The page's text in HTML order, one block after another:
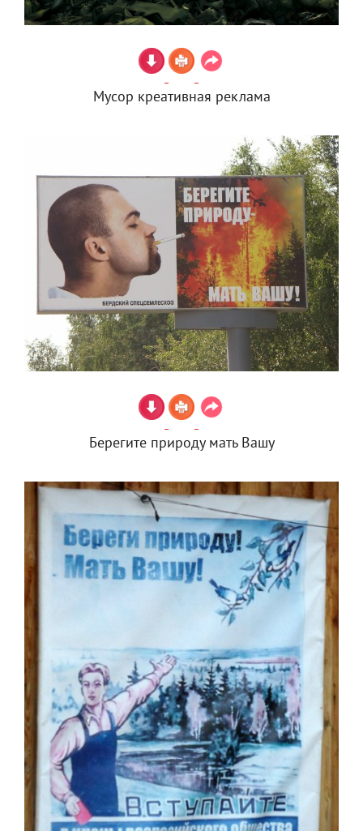
Мусор креативная реклама
Берегите природу мать Вашу